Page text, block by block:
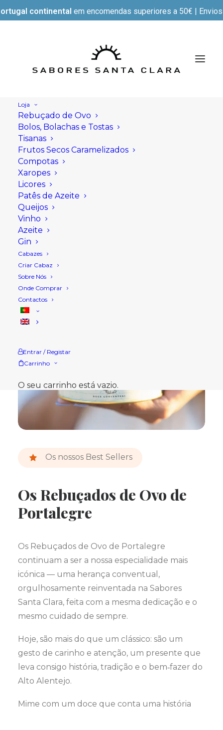
continental em encomendas superiores a 50€ |
Loja
Rebuçado de Ovo
Bolos, Bolachas e Tostas
Tisanas
Frutos Secos Caramelizados
Compotas
Xaropes
Licores
Patês de Azeite
Queijos
Vinho
Azeite
Gin
Cabazes
Criar Cabaz
Sobre Nós
Onde Comprar
Contactos
Entrar / Registar
Carrinho
O seu carrinho está vazio.
Os nossos Best Sellers
Os Rebuçados de Ovo de
Portalegre
Os Rebuçados de Ovo de Portalegre
continuam a ser a nossa especialidade mais
icónica — uma herança conventual,
orgulhosamente reinventada na Sabores
Santa Clara, feita com a mesma dedicação e o
mesmo cuidado de sempre.
Hoje, são mais do que um clássico: são um
gesto de carinho e atenção, um presente que
leva consigo história, tradição e o bem‑fazer do
Alto Alentejo.
Mime com um doce que conta uma história